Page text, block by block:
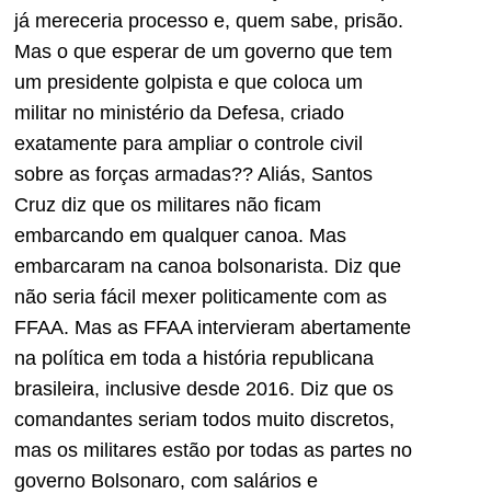
já mereceria processo e, quem sabe, prisão.
Mas o que esperar de um governo que tem
um presidente golpista e que coloca um
militar no ministério da Defesa, criado
exatamente para ampliar o controle civil
sobre as forças armadas?? Aliás, Santos
Cruz diz que os militares não ficam
embarcando em qualquer canoa. Mas
embarcaram na canoa bolsonarista. Diz que
não seria fácil mexer politicamente com as
FFAA. Mas as FFAA intervieram abertamente
na política em toda a história republicana
brasileira, inclusive desde 2016. Diz que os
comandantes seriam todos muito discretos,
mas os militares estão por todas as partes no
governo Bolsonaro, com salários e